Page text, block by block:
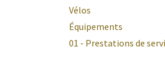
Vélos
Équipements
01 - Prestations de